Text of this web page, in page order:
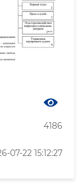
4186
22 15:12:27